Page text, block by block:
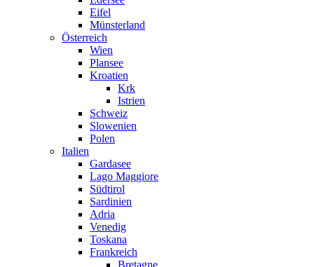
Eifel
Münsterland
Österreich
Wien
Plansee
Kroatien
Krk
Istrien
Schweiz
Slowenien
Polen
Italien
Gardasee
Lago Maggiore
Südtirol
Sardinien
Adria
Venedig
Toskana
Frankreich
Bretagne